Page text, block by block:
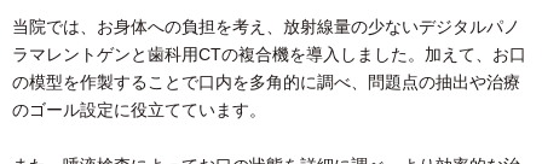
当院では、お身体への負担を考え、放射線量の少ないデジタルパノ
ラマレントゲンと歯科用CTの複合機を導入しました。加えて、お口
の模型を作製することで口内を多角的に調べ、問題点の抽出や治療
のゴール設定に役立てています。